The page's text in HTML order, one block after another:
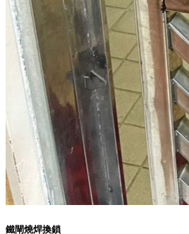
鐵閘燒焊換鎖